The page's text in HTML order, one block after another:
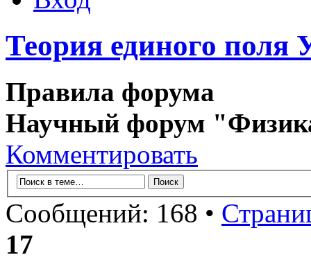
Теория единого поля
Правила форума
Научный форум
Комментировать
Сообщений: 168 •
17